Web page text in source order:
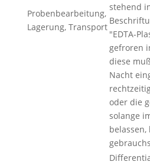
Probenbearbeitung,
Lagerung, Transport
stehend
"EDTA-
gefroren
diese
Nacht
oder die
solange